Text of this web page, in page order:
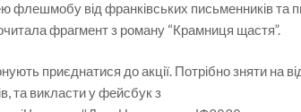
флешмобу від франківських письменників та
фрагмент з роману “Крамниця щастя”.
приєднатися до акції. Потрібно зняти на
та викласти у фейсбук з